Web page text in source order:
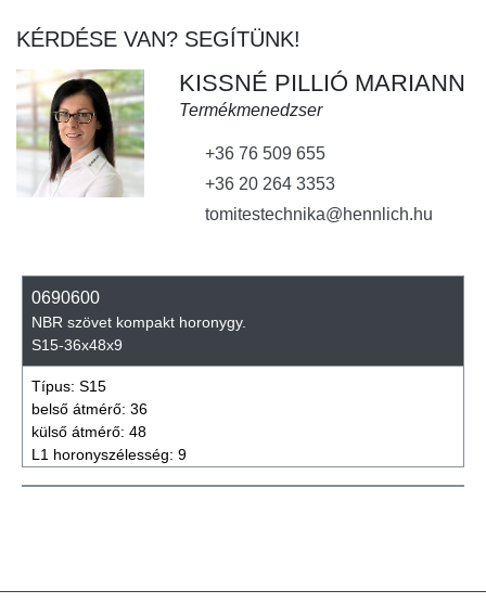
KÉRDÉSE VAN? SEGÍTÜNK!
KISSNÉ PILLIÓ MARIANN
Termékmenedzser
+36 76 509 655
+36 20 264 3353
tomitestechnika@hennlich.hu
0690600
NBR szövet kompakt horonygy.
S15-36x48x9
Típus: S15
belső átmérő: 36
külső átmérő: 48
L1 horonyszélesség: 9